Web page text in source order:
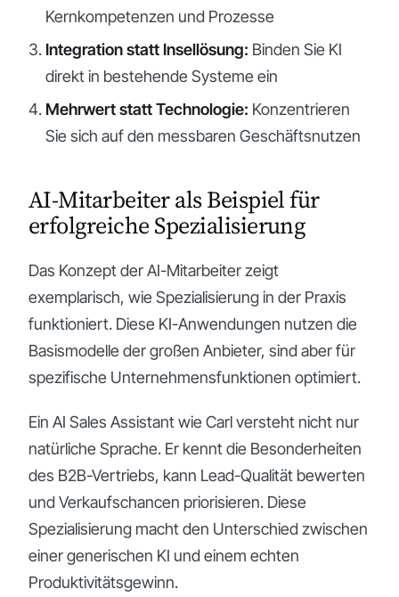
Kernkompetenzen und Prozesse
Integration statt Insellösung: Binden Sie KI
direkt in bestehende Systeme ein
Mehrwert statt Technologie: Konzentrieren
Sie sich auf den messbaren Geschäftsnutzen
AI-Mitarbeiter als Beispiel für
erfolgreiche Spezialisierung
Das Konzept der AI-Mitarbeiter zeigt
exemplarisch, wie Spezialisierung in der Praxis
funktioniert. Diese KI-Anwendungen nutzen die
Basismodelle der großen Anbieter, sind aber für
spezifische Unternehmensfunktionen optimiert.
Ein AI Sales Assistant wie Carl versteht nicht nur
natürliche Sprache. Er kennt die Besonderheiten
des B2B-Vertriebs, kann Lead-Qualität bewerten
und Verkaufschancen priorisieren. Diese
Spezialisierung macht den Unterschied zwischen
einer generischen KI und einem echten
Produktivitätsgewinn.